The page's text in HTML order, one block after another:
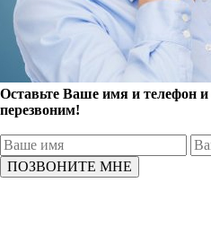
Оставьте Ваше имя и телефон
перезвоним!